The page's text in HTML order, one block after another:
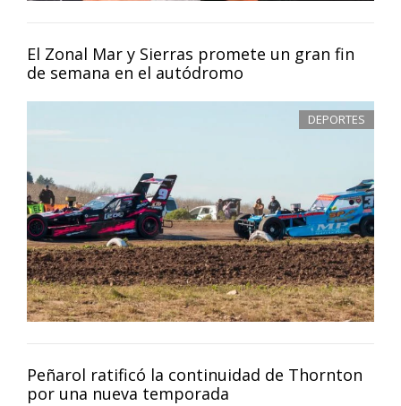
El Zonal Mar y Sierras promete un gran fin
de semana en el autódromo
DEPORTES
Peñarol ratificó la continuidad de Thornton
por una nueva temporada